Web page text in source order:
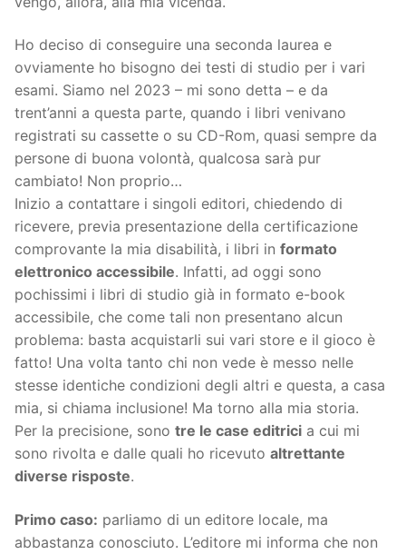
Ho deciso di conseguire una seconda laurea e
ovviamente ho bisogno dei testi di studio per i vari
esami. Siamo nel 2023 – mi sono detta – e da
trent’anni a questa parte, quando i libri venivano
registrati su cassette o su CD-Rom, quasi sempre da
persone di buona volontà, qualcosa sarà pur
cambiato! Non proprio…
Inizio a contattare i singoli editori, chiedendo di
ricevere, previa presentazione della certificazione
comprovante la mia disabilità, i libri in formato
elettronico accessibile. Infatti, ad oggi sono
pochissimi i libri di studio già in formato e-book
accessibile, che come tali non presentano alcun
problema: basta acquistarli sui vari store e il gioco è
fatto! Una volta tanto chi non vede è messo nelle
stesse identiche condizioni degli altri e questa, a casa
mia, si chiama inclusione! Ma torno alla mia storia.
Per la precisione, sono tre le case editrici a cui mi
sono rivolta e dalle quali ho ricevuto altrettante
diverse risposte.
Primo caso: parliamo di un editore locale, ma
abbastanza conosciuto. L’editore mi informa che non